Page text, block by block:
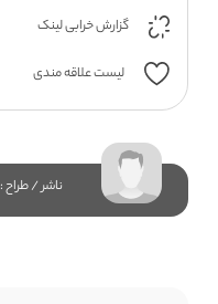
گزارش خرابی لینک
لیست علاقه مندی
ناشر / طراح :